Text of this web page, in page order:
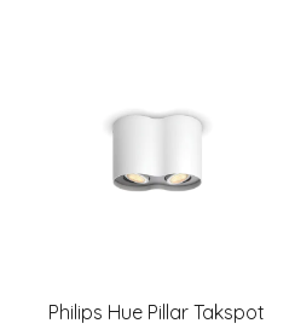
Philips Hue Pillar Takspot